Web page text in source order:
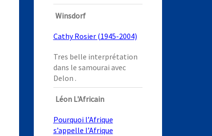
Winsdorf
Cathy Rosier (1945-2004)
Tres belle interprétation
dans le samourai avec
Delon .
Léon L'Africain
Pourquoi l’Afrique
s’appelle l’Afrique